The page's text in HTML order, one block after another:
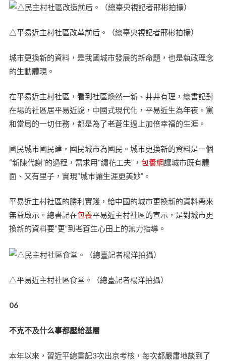
△平易近主村社區改革前后。（總臺央視記者邢彬拍攝）
城市更換新的資料，是我國城市發展的新命題，也是執政理念
的生動體現。
在平易近主村社區，看到社區煥然一新、井井有理，總書記對
在場的社區居平易近說，中國式現代化，平易近生為年夜。黨
和當局的一切任務，都是為了老蒼生過上加倍幸福的生涯。
國民城市國民建，國民城市為國民。城市更換新的資料是一個
“新陳代謝”的過程，需求用“繡花工夫”， 包養網讓城市既有體
面、又有里子，實現“城市讓生涯更美妙”。
平易近主村社區的勝利實踐，給中國的城市更換新的資料帶來
無益啟示。總書記在包養平易近主村社區的宣示，是對城市更
換新的資料要“更”到老蒼生心田上的無力指導。
△平易近主村社區食堂。（總臺記者楊洋拍攝）
06
不克不及什么事都壓給基層
本年以來，習近平總書記3次出京考核，每次都嚴肅地談到了